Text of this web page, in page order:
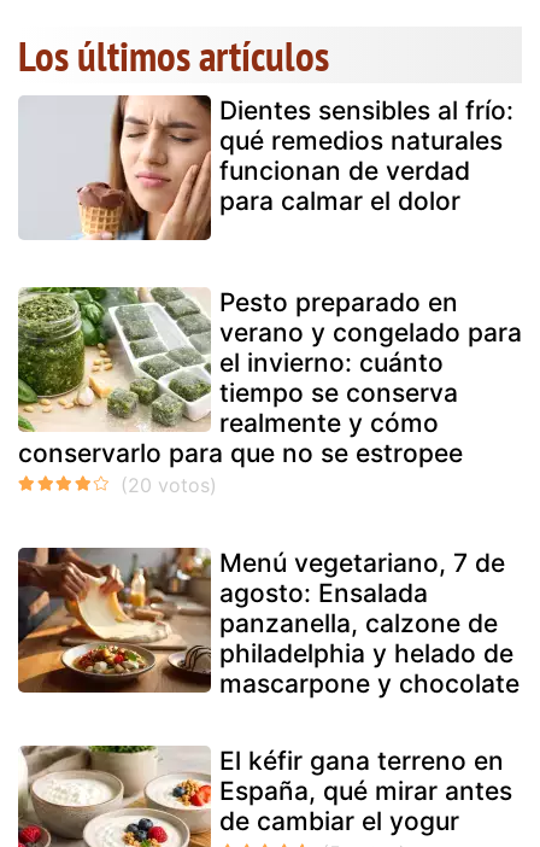
Los últimos artículos
Dientes sensibles al frío:
qué remedios naturales
funcionan de verdad
para calmar el dolor
Pesto preparado en
verano y congelado para
el invierno: cuánto
tiempo se conserva
realmente y cómo
conservarlo para que no se estropee
Menú vegetariano, 7 de
agosto: Ensalada
panzanella, calzone de
philadelphia y helado de
mascarpone y chocolate
El kéfir gana terreno en
España, qué mirar antes
de cambiar el yogur